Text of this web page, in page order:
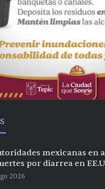
mexicanas en
por diarrea en
2026